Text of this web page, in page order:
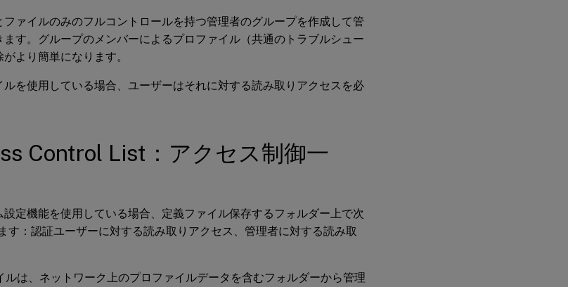
ファイルのみのフルコントロールを持つ管理者のグループを作成して管
す。グループのメンバーによるプロファイル（共通のトラブルシュー
より簡単になります。
を使用している場合、ユーザーはそれに対する読み取りアクセスを必
Control List：アクセス制御一
設定機能を使用している場合、定義ファイル保存するフォルダー上で次
す：認証ユーザーに対する読み取りアクセス、管理者に対する読み取
は、ネットワーク上のプロファイルデータを含むフォルダーから管理